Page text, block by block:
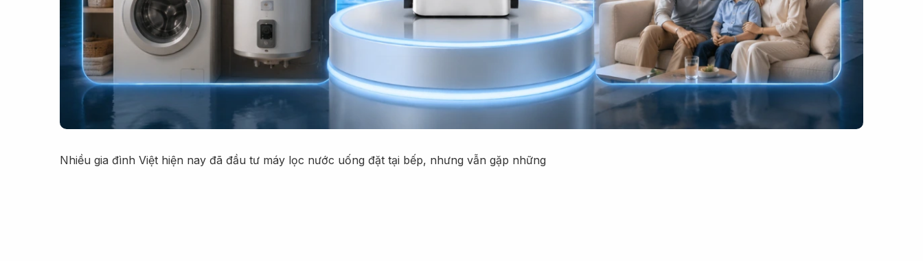
Nhiều gia đình Việt hiện nay đã đầu tư máy lọc nước uống đặt tại bếp, nhưng vẫn gặp những